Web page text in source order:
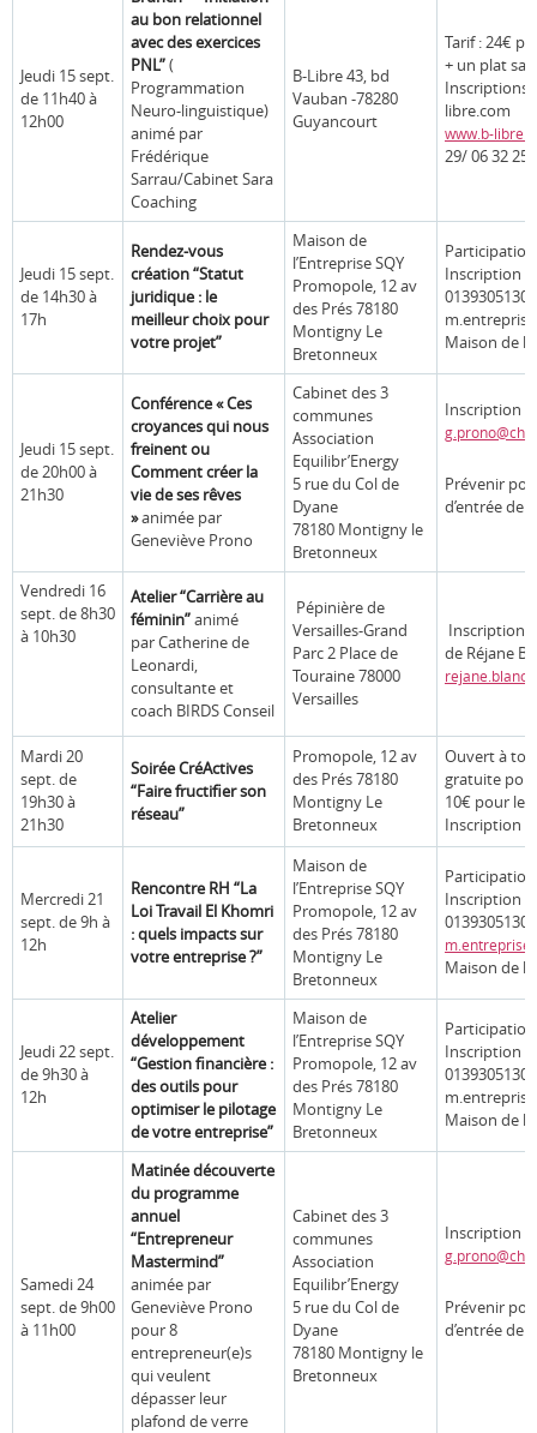
Jeudi 15 sept.
de 11h40 à
12h00
au bon relationnel
avec des exercices
PNL”(
Programmation
Neuro-linguistique)
animé par
Frédérique
Sarrau/Cabinet Sara
Coaching
B-Libre 43, bd
Vauban -78280
Guyancourt
Tarif : 24€
+ un plat
Inscriptions
libre.com
www.b-
29/ 06 32 25
Jeudi 15 sept.
de 14h30 à
17h
Rendez-vous
création “Statut
juridique : le
meilleur choix pour
votre projet”
Maison de
l’Entreprise SQY
Promopole, 12 av
des Prés 78180
Montigny Le
Bretonneux
Inscription
0139305130
Maison de
Jeudi 15 sept.
de 20h00 à
21h30
Conférence « Ces
croyances qui nous
freinent ou
Comment créer la
vie de ses rêves
»animée par
Geneviève Prono
Cabinet des 3
communes
Association
Equilibr’Energy
5 rue du Col de
Dyane
78180 Montigny le
Bretonneux
Inscription
Prévenir
d’entrée de
Vendredi 16
sept. de 8h30
à 10h30
Atelier “Carrière au
féminin”animé
par Catherine de
Leonardi,
consultante et
coach BIRDS Conseil
Pépinière de
Versailles-Grand
Parc 2 Place de
Touraine 78000
Versailles
Inscription
de Réjane
Mardi 20
sept. de
19h30 à
21h30
Soirée CréActives
“Faire fructifier son
réseau”
Promopole, 12 av
des Prés 78180
Montigny Le
Bretonneux
Ouvert à
gratuite
10€ pour
Inscription
Mercredi 21
sept. de 9h à
12h
Rencontre RH “La
Loi Travail El Khomri
: quels impacts sur
votre entreprise ?”
Maison de
l’Entreprise SQY
Promopole, 12 av
des Prés 78180
Montigny Le
Bretonneux
Inscription
0139305130
Maison de
Jeudi 22 sept.
de 9h30 à
12h
Atelier
développement
“Gestion financière :
des outils pour
optimiser le pilotage
de votre entreprise”
Maison de
l’Entreprise SQY
Promopole, 12 av
des Prés 78180
Montigny Le
Bretonneux
Inscription
0139305130
Maison de
Samedi 24
sept. de 9h00
à 11h00
Matinée découverte
du programme
annuel
“Entrepreneur
Mastermind”
animée par
Geneviève Prono
pour 8
entrepreneur(e)s
qui veulent
dépasser leur
plafond de verre
Cabinet des 3
communes
Association
Equilibr’Energy
5 rue du Col de
Dyane
78180 Montigny le
Bretonneux
Inscription
Prévenir
d’entrée de